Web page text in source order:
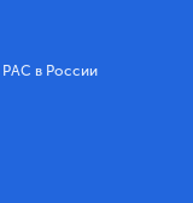
в России